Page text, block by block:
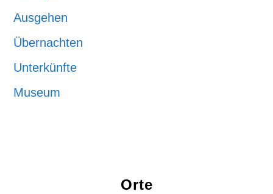
Ausgehen
Übernachten
Unterkünfte
Museum
Orte